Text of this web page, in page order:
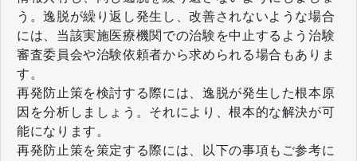
う。逸脱が繰り返し発生し、改善されないような場合
には、当該実施医療機関での治験を中止するよう治験
審査委員会や治験依頼者から求められる場合もありま
す。
再発防止策を検討する際には、逸脱が発生した根本原
因を分析しましょう。それにより、根本的な解決が可
能になります。
再発防止策を策定する際には、以下の事項もご参考に